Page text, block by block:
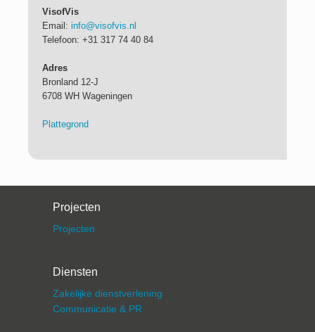
Contact
VisofVis
Email: info@visofvis.nl
Telefoon: +31 317 74 40 84
Adres
Bronland 12-J
6708 WH Wageningen
Plattegrond
Projecten
Projecten
Diensten
Zakelijke dienstverlening
Communicatie & PR